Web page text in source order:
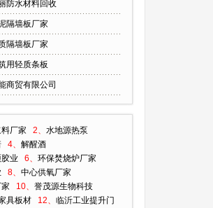
防水材料回收
隔墙板厂家
隔墙板厂家
用轻质条板
商贸有限公司
厂家 2、 水地源热泵
4、 解醒酒
业 6、 环保焚烧炉厂家
8、 中心供氧厂家
10、 誉茂源生物科技
具板材 12、 临沂工业提升门